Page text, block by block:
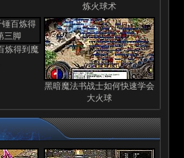
炼火球术
炼得到魔
黑暗魔法书战士如何快速学会
大火球